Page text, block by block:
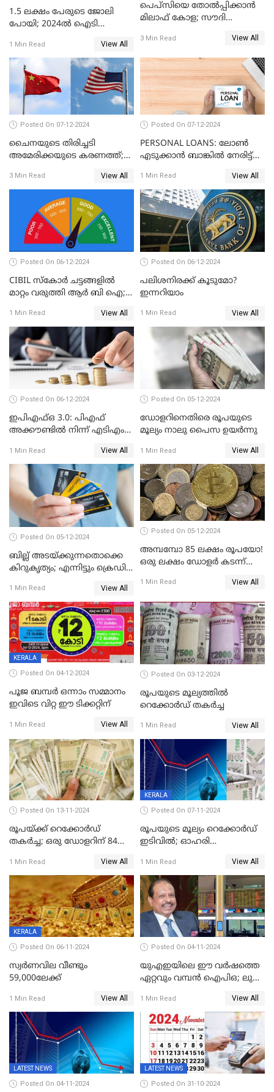
1.5 ലക്ഷം പേരുടെ ജോലി
പോയി; 2024ൽ ഐടി
1 Min Read View All
പെപ്സിയെ തോൽപ്പിക്കാൻ
മിലാഫ് കോള; സൗദി
കോളയേക്കുറിച്ച് അറിയാം
3 Min Read View All
Posted On 07-12-2024
ചൈനയുടെ തിരിച്ചടി
അമേരിക്കയുടെ കരണത്ത്;
3 Min Read View All
Posted On 07-12-2024
PERSONAL LOANS: ലോൺ
എടുക്കാൻ ബാങ്കിൽ നേരിട്ട്
ചെയ്തുകൂടേ?
1 Min Read View All
Posted On 06-12-2024
CIBIL സ്കോർ ചട്ടങ്ങളിൽ
മാറ്റം വരുത്തി ആർ ബി ഐ;
ലോൺ എടുത്തവരും
അറിഞ്ഞിരിക്കേണ്ട
കാര്യങ്ങൾ
1 Min Read View All
Posted On 06-12-2024
പലിശനിരക്ക് കൂടുമോ?
ഇന്നറിയാം
1 Min Read View All
Posted On 06-12-2024
ഇപിഎഫ്ഒ 3.0: പിഎഫ്
അക്കൗണ്ടിൽ നിന്ന് എടിഎം
1 Min Read View All
Posted On 05-12-2024
ഡോളറിനെതിരെ രൂപയുടെ
മൂല്യം നാലു പൈസ ഉയര്‍ന്നു
1 Min Read View All
Posted On 05-12-2024
ബില്ല് അടയ്ക്കുന്നതൊക്കെ
കിറുകൃത്യം; എന്നിട്ടും ക്രെഡിറ്റ്
കൂടുന്നില്ലേ? കാരണം ഇതാണ്
1 Min Read View All
Posted On 05-12-2024
അമ്പമ്പോ 85 ലക്ഷം രൂപയോ!
ഒരു ലക്ഷം ഡോളർ കടന്ന്
1 Min Read View All
KERALA
Posted On 04-12-2024
പൂജ ബമ്പർ ഒന്നാം സമ്മാനം
ഇവിടെ വിറ്റ ഈ ടിക്കറ്റിന്
1 Min Read View All
Posted On 03-12-2024
രൂപയുടെ മൂല്യത്തില്‍
റെക്കോര്‍ഡ് തകര്‍ച്ച
1 Min Read View All
Posted On 13-11-2024
രൂപയ്ക്ക് റെക്കോർഡ്
തകര്‍ച്ച; ഒരു ഡോളറിന് 84
വിനിമയ മൂല്യം
1 Min Read View All
KERALA
Posted On 07-11-2024
രൂപയുടെ മൂല്യം റെക്കോർഡ്
ഇടിവിൽ; ഓഹരി
സെന്‍സെക്‌സ് 80,000ല്‍
താഴെ
1 Min Read View All
KERALA
Posted On 06-11-2024
സ്വര്‍ണവില വീണ്ടും
59,000ലേക്ക്
1 Min Read View All
Posted On 04-11-2024
യുഎഇയിലെ ഈ വർഷത്തെ
ഏറ്റവും വമ്പൻ ഐപിഒ; ലുലു
സമാപനം,വൻ ഡിമാൻഡ്;
വിൽപന 30
ശതമാനത്തിലേക്ക് ഉയർത്തി
1 Min Read View All
LATEST NEWS
Posted On 04-11-2024
LATEST NEWS
Posted On 31-10-2024